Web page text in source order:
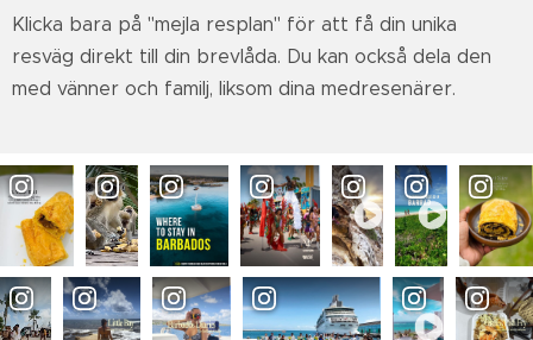
Klicka bara på "mejla resplan" för att få din unika
resväg direkt till din brevlåda. Du kan också dela den
med vänner och familj, liksom dina medresenärer.